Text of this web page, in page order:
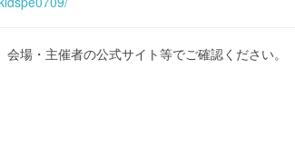
場・主催者の公式サイト等でご確認ください。